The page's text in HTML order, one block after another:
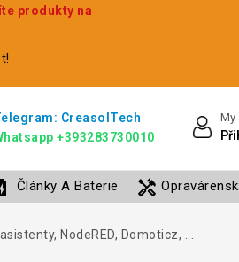
produkty na
My
CreasolTech
+393283730010
Články A Baterie handyman
NodeRED, Domoticz, ...